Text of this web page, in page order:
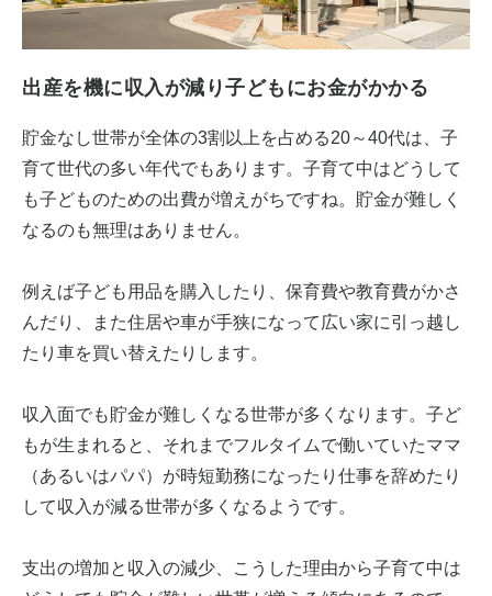
出産を機に収入が減り子どもにお金がかかる
貯金なし世帯が全体の3割以上を占める20～40代は、子
育て世代の多い年代でもあります。子育て中はどうして
も子どものための出費が増えがちですね。貯金が難しく
なるのも無理はありません。
例えば子ども用品を購入したり、保育費や教育費がかさ
んだり、また住居や車が手狭になって広い家に引っ越し
たり車を買い替えたりします。
収入面でも貯金が難しくなる世帯が多くなります。子ど
もが生まれると、それまでフルタイムで働いていたママ
（あるいはパパ）が時短勤務になったり仕事を辞めたり
して収入が減る世帯が多くなるようです。
支出の増加と収入の減少、こうした理由から子育て中は